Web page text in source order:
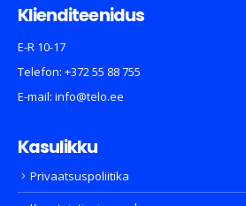
Klienditeenidus
E-R 10-17
Telefon: +372 55 88 755
E-mail: info@telo.ee
Kasulikku
Privaatsuspoliitika